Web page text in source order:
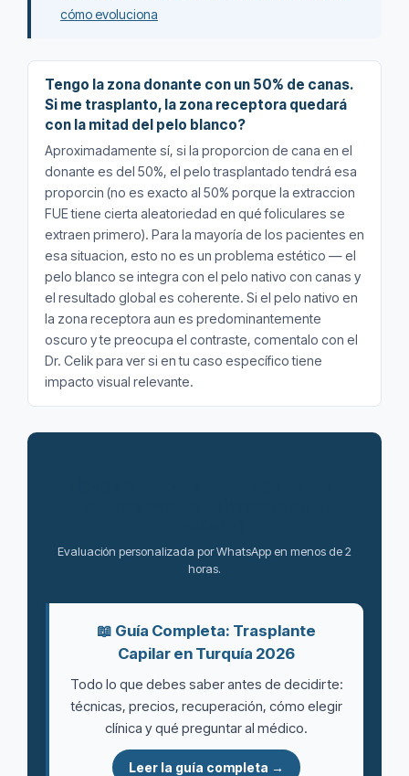
cómo evoluciona
Tengo la zona donante con un 50% de canas.
Si me trasplanto, la zona receptora quedará
con la mitad del pelo blanco?
Aproximadamente sí, si la proporcion de cana en el
donante es del 50%, el pelo trasplantado tendrá esa
proporcin (no es exacto al 50% porque la extraccion
FUE tiene cierta aleatoriedad en qué foliculares se
extraen primero). Para la mayoría de los pacientes en
esa situacion, esto no es un problema estético — el
pelo blanco se integra con el pelo nativo con canas y
el resultado global es coherente. Si el pelo nativo en
la zona receptora aun es predominantemente
oscuro y te preocupa el contraste, comentalo con el
Dr. Celik para ver si en tu caso específico tiene
impacto visual relevante.
Evaluación personalizada por WhatsApp en menos de 2
horas.
📖 Guía Completa: Trasplante
Capilar en Turquía 2026
Todo lo que debes saber antes de decidirte:
técnicas, precios, recuperación, cómo elegir
clínica y qué preguntar al médico.
Leer la guía completa →